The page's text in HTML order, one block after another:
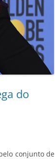
do
conjunto de